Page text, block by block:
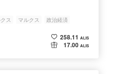
ス マルクス 政治経済
258.11 ALIS
17.00 ALIS